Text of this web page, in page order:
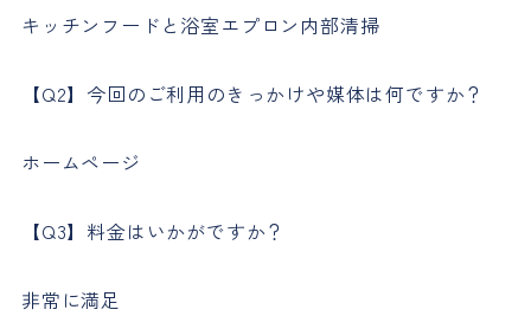
キッチンフードと浴室エプロン内部清掃
【Q2】今回のご利用のきっかけや媒体は何ですか？
ホームページ
【Q3】料金はいかがですか？
非常に満足